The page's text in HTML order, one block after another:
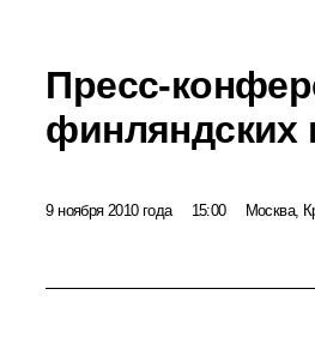
Пресс-
финляндских
9 ноября 2010 года 15:00 Москва,